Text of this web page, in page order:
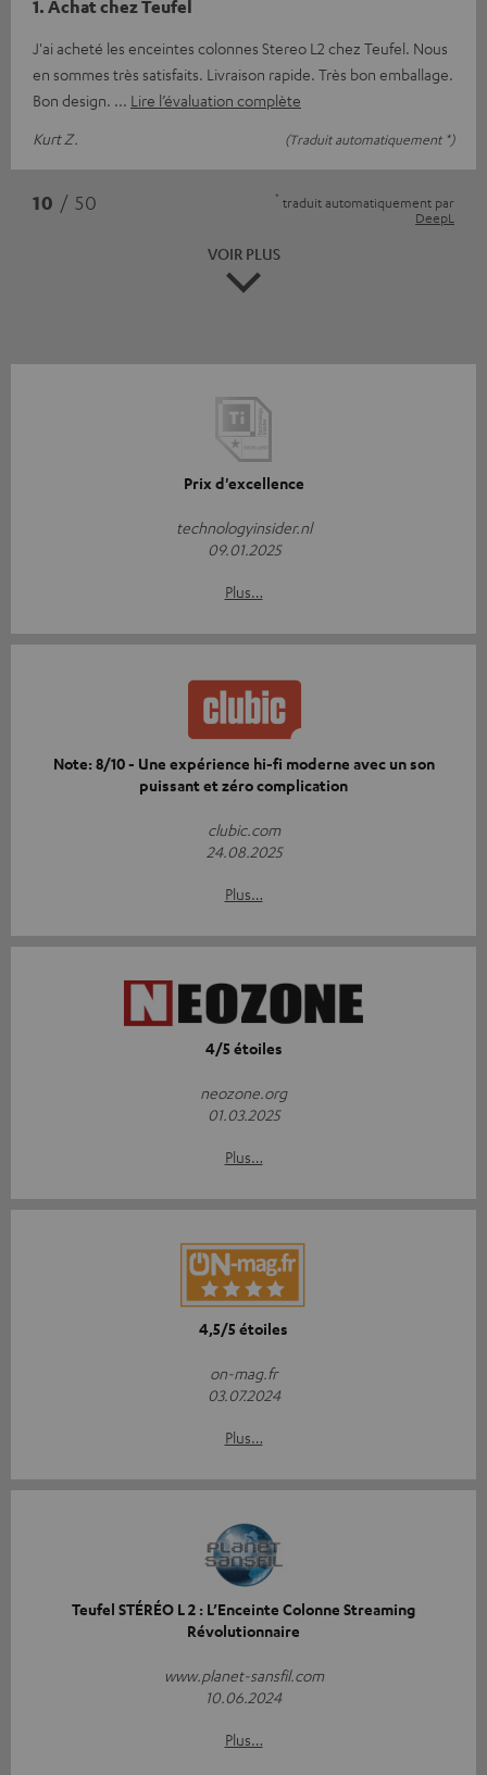
1. Achat chez Teufel
J'ai acheté les enceintes colonnes Stereo L2 chez Teufel. Nous
en sommes très satisfaits. Livraison rapide. Très bon emballage.
Bon design.
Lire l’évaluation complète
Kurt Z.
(Traduit automatiquement *)
10 / 50 * traduit automatiquement par
DeepL
VOIR PLUS
Prix d'excellence
technologyinsider.nl
09.01.2025
Plus…
Note: 8/10 - Une expérience hi-fi moderne avec un son
puissant et zéro complication
clubic.com
24.08.2025
Plus…
4/5 étoiles
neozone.org
01.03.2025
Plus…
4,5/5 étoiles
on-mag.fr
03.07.2024
Plus…
Teufel STÉRÉO L 2 : L’Enceinte Colonne Streaming
Révolutionnaire
www.planet-sansfil.com
10.06.2024
Plus…